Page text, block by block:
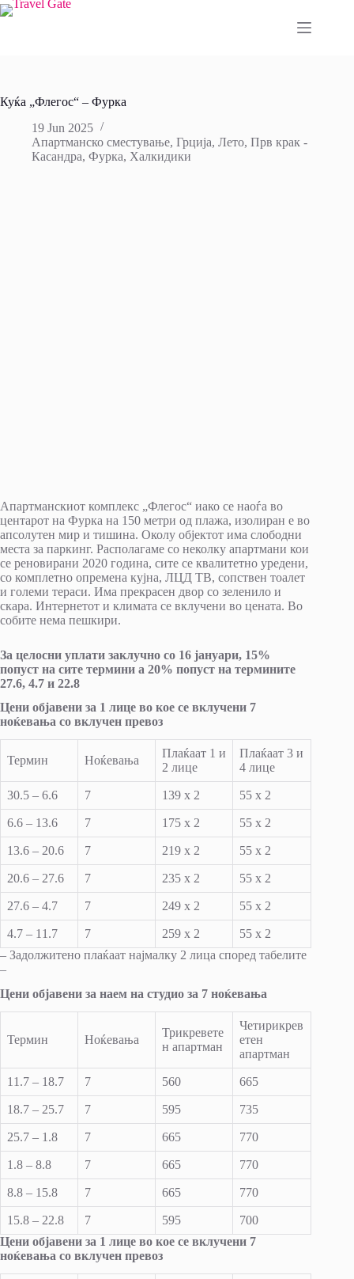
Skip
to
Куќа „Флегос“ – Фурка
19 Jun 2025
Апартманско сместување, Грција, Лето, Прв крак -
Касандра, Фурка, Халкидики
Апартманскиот комплекс „Флегос“ иако се наоѓа во
центарот на Фурка на 150 метри од плажа, изолиран е во
апсолутен мир и тишина. Околу објектот има слободни
места за паркинг. Располагаме со неколку апартмани кои
се реновирани 2020 година, сите се квалитетно уредени,
со комплетно опремена кујна, ЛЦД ТВ, сопствен тоалет
и големи тераси. Има прекрасен двор со зеленило и
скара. Интернетот и климата се вклучени во цената. Во
собите нема пешкири.
За целосни уплати заклучно со 16 јануари, 15%
попуст на сите термини а 20% попуст на термините
27.6, 4.7 и 22.8
Цени објавени за 1 лице во кое се вклучени 7
ноќевања со вклучен превоз
Термин Ноќевања
Плаќаат 1 и
2 лице
Плаќаат 3 и
4 лице
30.5 – 6.6 7 139 x 2 55 x 2
6.6 – 13.6 7 175 x 2 55 x 2
13.6 – 20.6 7 219 x 2 55 x 2
20.6 – 27.6 7 235 x 2 55 x 2
27.6 – 4.7 7 249 x 2 55 x 2
4.7 – 11.7 7 259 x 2
55 x 2
– Задолжитено плаќаат најмалку 2 лица според табелите
–
Цени објавени за наем на студио за 7 ноќевања
Термин Ноќевања
Трикревете
н апартман
Четирикрев
етен
апартман
11.7 – 18.7 7 560 665
18.7 – 25.7 7 595 735
25.7 – 1.8 7 665 770
1.8 – 8.8 7 665 770
8.8 – 15.8 7 665 770
15.8 – 22.8 7 595
700
Цени објавени за 1 лице во кое се вклучени 7
ноќевања со вклучен превоз